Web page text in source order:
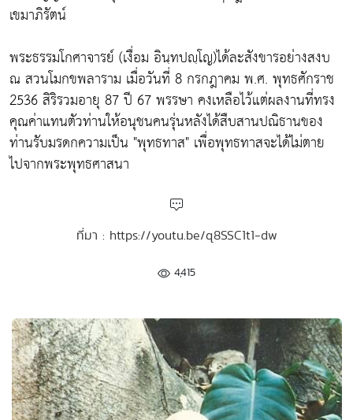
เขมาภิรัตน์
พระธรรมโกศาจารย์ (เงื่อม อินฺทปญฺโญ)ได้ละสังขารอย่างสงบ
ณ สวนโมกขพลาราม เมื่อวันที่ 8 กรกฎาคม พ.ศ. พุทธศักราช
2536 สิริรวมอายุ 87 ปี 67 พรรษา คงเหลือไว้แต่ผลงานที่ทรง
คุณค่าแทนตัวท่านให้อนุชนคนรุ่นหลังได้สืบสานปณิธานของ
ท่านรับมรดกความเป็น "พุทธทาส" เพื่อพุทธทาสจะได้ไม่ตาย
ไปจากพระพุทธศาสนา
ที่มา : https://youtu.be/q8SSC1t1-dw
4,415